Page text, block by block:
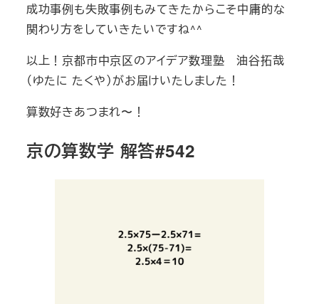
成功事例も失敗事例もみてきたからこそ中庸的な
関わり方をしていきたいですね^^
以上！京都市中京区のアイデア数理塾 油谷拓哉
（ゆたに たくや）がお届けいたしました！
算数好きあつまれ〜！
京の算数学 解答#542